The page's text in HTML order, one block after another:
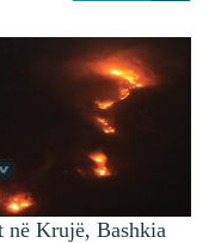
në Krujë, Bashkia